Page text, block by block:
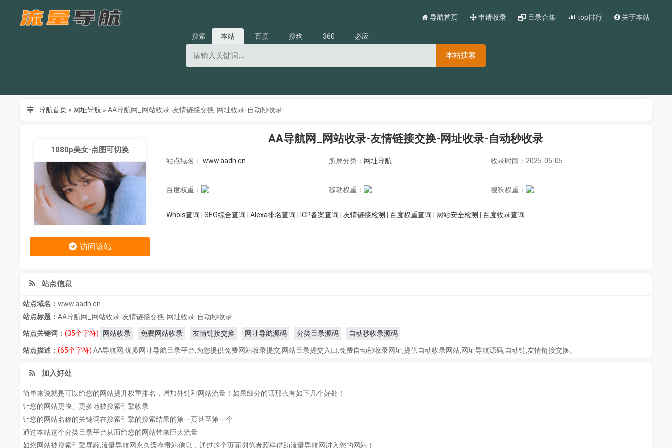
导航首页 申请收录 目录合集 top排行 关于本站
搜索 本站 百度 搜狗 360 必应
本站搜索
导航首页 » 网址导航 » AA导航网_网站收录-友情链接交换-网址收录-自动秒收录
AA导航网_网站收录-友情链接交换-网址收录-自动秒收录
站点域名： www.aadh.cn 所属分类： 网址导航 收录时间：2025-05-05
百度权重： 移动权重： 搜狗权重：
Whois查询 SEO综合查询 Alexa排名查询 ICP备案查询 友情链接检测 百度权重查询 网站安全检测 百度收录查询
1080p美女-点图可切换
访问该站
站点信息
站点域名： www.aadh.cn
站点标题： AA导航网_网站收录-友情链接交换-网址收录-自动秒收录
站点关键词： (35个字符) 网站收录 免费网站收录 友情链接交换 网址导航源码 分类目录源码 自动秒收录源码
站点描述： (65个字符) AA导航网,优质网址导航目录平台,为您提供免费网站收录提交,网站目录提交入口,免费自动秒收录网址,提供自动收录网站,网址导航源码,自动链,友情链接交换。
加入好处
简单来说就是可以给您的网站提升权重排名，增加外链和网站流量！如果细分的话那么有如下几个好处！
让您的网站更快、更多地被搜索引擎收录
让您的网站名称的关键词在搜索引擎的搜索结果的第一页甚至第一个
通过本站这个分类目录平台从而给您的网站带来巨大流量
如您网站被搜索引擎屏蔽,流量导航网永久缓存贵站信息，通过这个页面浏览者照样借助流量导航网进入您的网站！